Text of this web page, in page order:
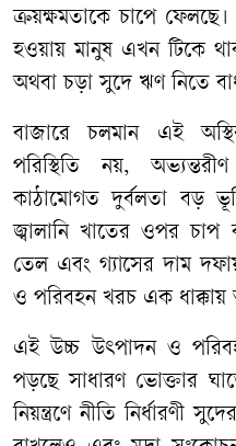
ক্রয়ক্ষমতাকে চাপে ফেলছে।
হওয়ায় মানুষ এখন টিকে
অথবা চড়া সুদে ঋণ নিতে
বাজারে চলমান এই
পরিস্থিতি
নয়,অভ্যন্তরীণ
কাঠামোগত দুর্বলতা বড়
জ্বালানি খাতের ওপর চাপ
তেল এবং গ্যাসের দাম
ও পরিবহন খরচ এক ধাক্কায়
এই উচ্চ উৎপাদন ও
পড়ছে সাধারণ ভোক্তার
নিয়ন্ত্রণে নীতি নির্ধারণী সুদের